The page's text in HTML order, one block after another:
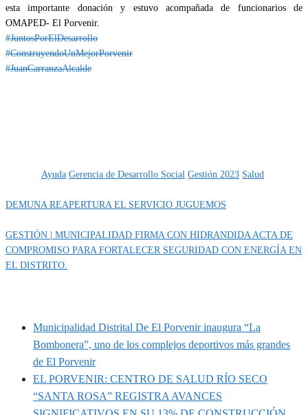
esta importante donación y estuvo acompañada de funcionarios de
OMAPED- El Porvenir.
#JuntosPorElDesarrollo
#ConstruyendoUnMejorPorvenir
#JuanCarranzaAlcalde
Ayuda Gerencia de Desarrollo Social Gestión 2023 Salud
DEMUNA REAPERTURA EL SERVICIO JUGUEMOS
GESTIÓN | MUNICIPALIDAD FIRMA CON HIDRANDIDA ACTA DE
COMPROMISO PARA FORTALECER SEGURIDAD CON ENERGÍA EN
EL DISTRITO.
Municipalidad Distrital De El Porvenir inaugura “La
Bombonera”, uno de los complejos deportivos más grandes
de El Porvenir
EL PORVENIR: CENTRO DE SALUD RÍO SECO
“SANTA ROSA” REGISTRA AVANCES